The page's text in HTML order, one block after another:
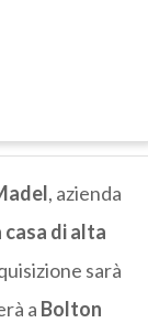
, azienda
di alta
sarà
a Bolton